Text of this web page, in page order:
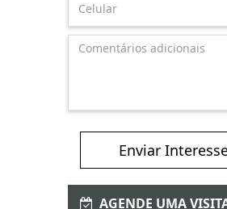
Enviar
AGENDE UMA